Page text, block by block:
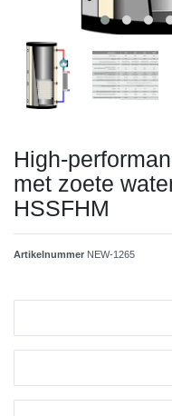
High-
met zoete
HSSFHM
Artikelnummer NEW-1265